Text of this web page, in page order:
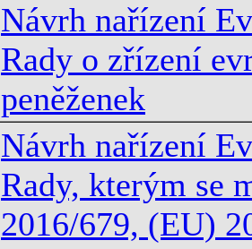
Návrh nařízení
Rady o zřízení
peněženek
Návrh nařízení
Rady, kterým se
2016/679, (EU)